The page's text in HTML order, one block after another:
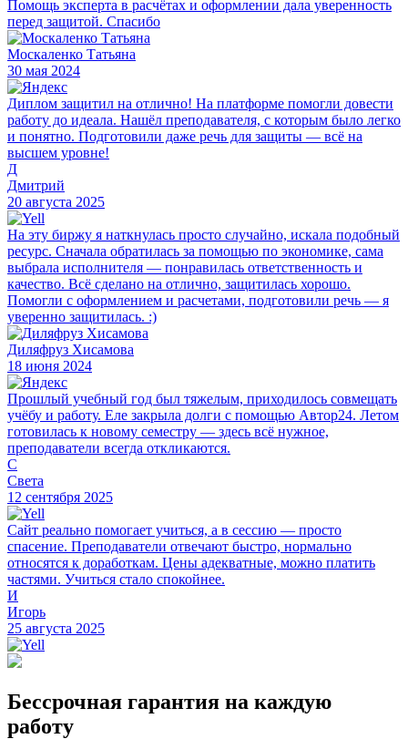
Помощь эксперта в расчётах и оформлении дала уверенность
перед защитой. Спасибо
Москаленко Татьяна
30 мая 2024
Диплом защитил на отлично! На платформе помогли довести
работу до идеала. Нашёл преподавателя, с которым было легко
и понятно. Подготовили даже речь для защиты — всё на
высшем уровне!
Д
Дмитрий
20 августа 2025
На эту биржу я наткнулась просто случайно, искала подобный
ресурс. Сначала обратилась за помощью по экономике, сама
выбрала исполнителя — понравилась ответственность и
качество. Всё сделано на отлично, защитилась хорошо.
Помогли с оформлением и расчетами, подготовили речь — я
уверенно защитилась. :)
Диляфруз Хисамова
18 июня 2024
Прошлый учебный год был тяжелым, приходилось совмещать
учёбу и работу. Еле закрыла долги с помощью Автор24. Летом
готовилась к новому семестру — здесь всё нужное,
преподаватели всегда откликаются.
С
Света
12 сентября 2025
Сайт реально помогает учиться, а в сессию — просто
спасение. Преподаватели отвечают быстро, нормально
относятся к доработкам. Цены адекватные, можно платить
частями. Учиться стало спокойнее.
И
Игорь
25 августа 2025
Бессрочная гарантия на каждую
работу